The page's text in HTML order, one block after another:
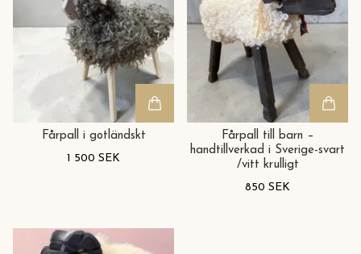
Fårpall i gotländskt
1 500 SEK
Fårpall till barn –
handtillverkad i Sverige-svart
/vitt krulligt
850 SEK